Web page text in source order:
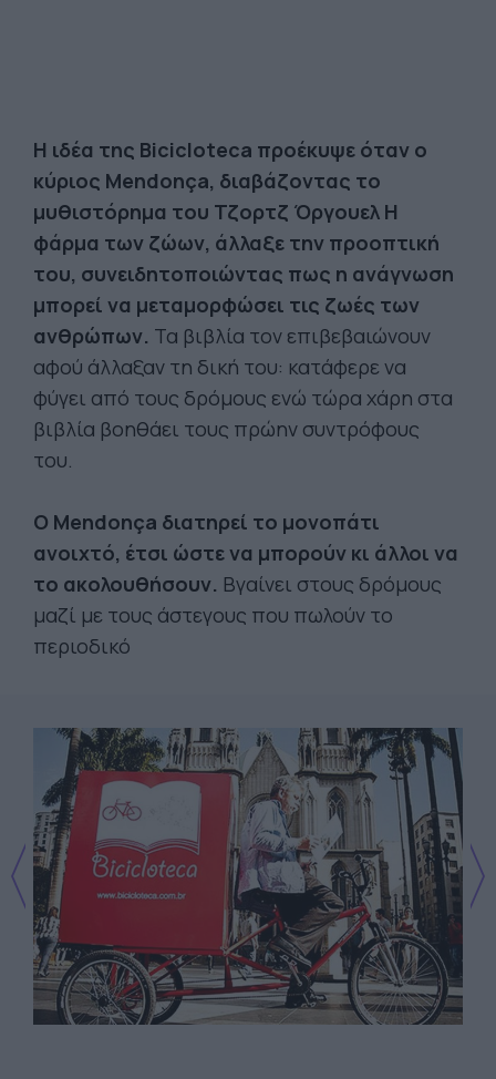
Η ιδέα της Bicicloteca προέκυψε όταν ο
κύριος Mendonça, διαβάζοντας το
μυθιστόρημα του Τζορτζ Όργουελ Η
φάρμα των ζώων, άλλαξε την προοπτική
του, συνειδητοποιώντας πως η ανάγνωση
μπορεί να μεταμορφώσει τις ζωές των
ανθρώπων. Τα βιβλία τον επιβεβαιώνουν
αφού άλλαξαν τη δική του: κατάφερε να
φύγει από τους δρόμους ενώ τώρα χάρη στα
βιβλία βοηθάει τους πρώην συντρόφους
του.
Ο Mendonça διατηρεί το μονοπάτι
ανοιχτό, έτσι ώστε να μπορούν κι άλλοι να
το ακολουθήσουν. Βγαίνει στους δρόμους
μαζί με τους άστεγους που πωλούν το
περιοδικό